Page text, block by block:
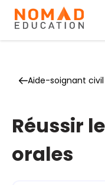
Aide-soignant civil
Réussir
orales